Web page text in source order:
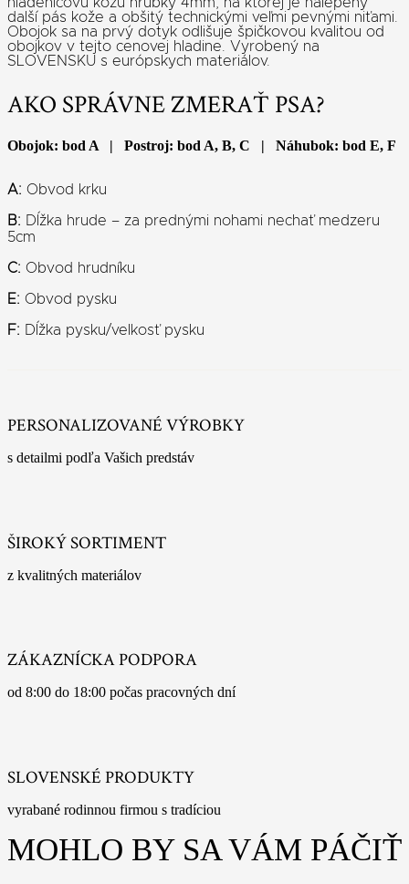
další pás kože a obšitý technickými veľmi pevnými niťami.
Obojok sa na prvý dotyk odlišuje špičkovou kvalitou od
obojkov v tejto cenovej hladine. Vyrobený na
SLOVENSKU s európskych materiálov.
AKO SPRÁVNE ZMERAŤ PSA?
Obojok: bod A | Postroj: bod A, B, C | Náhubok: bod E, F
A: Obvod krku
B: Dĺžka hrude – za prednými nohami nechať medzeru
5cm
C: Obvod hrudníku
E: Obvod pysku
F: Dĺžka pysku/velkosť pysku
PERSONALIZOVANÉ VÝROBKY
s detailmi podľa Vašich predstáv
ŠIROKÝ SORTIMENT
z kvalitných materiálov
ZÁKAZNÍCKA PODPORA
od 8:00 do 18:00 počas pracovných dní
SLOVENSKÉ PRODUKTY
vyrabané rodinnou firmou s tradíciou
MOHLO BY SA VÁM PÁČIŤ